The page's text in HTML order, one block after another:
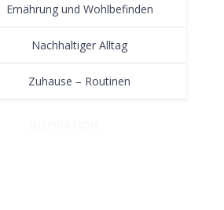
Ernährung und Wohlbefinden
Nachhaltiger Alltag
Zuhause – Routinen